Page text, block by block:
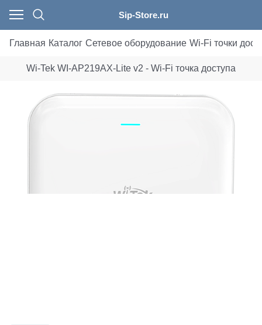
Sip-Store.ru
Главная Каталог Сетевое оборудование Wi-Fi точки
Wi-Tek WI-AP219AX-Lite v2 - Wi-Fi точка доступа